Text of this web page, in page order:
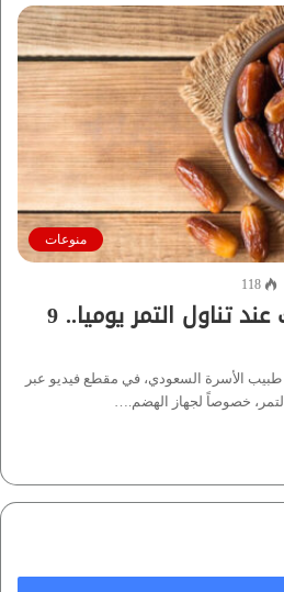
منوعات
118
هذا ما يحدث لجسمك عند تناول التمر يوميا.. 9
الأسرة السعودي، في مقطع فيديو عبر
خصوصاً لجهاز الهضم.…